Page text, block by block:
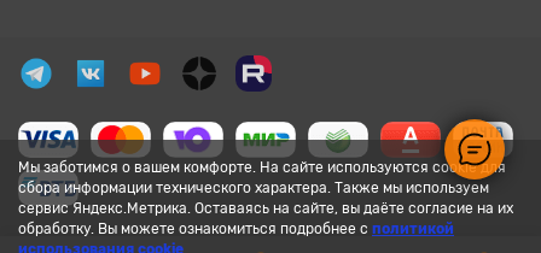
Мы заботимся о вашем комфорте. На сайте используются cookie для
сбора информации технического характера. Также мы используем
сервис Яндекс.Метрика. Оставаясь на сайте, вы даёте согласие на их
обработку. Вы можете ознакомиться подробнее с политикой
использования cookie